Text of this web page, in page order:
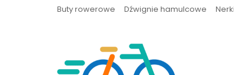
Buty rowerowe Dźwignie hamulcowe